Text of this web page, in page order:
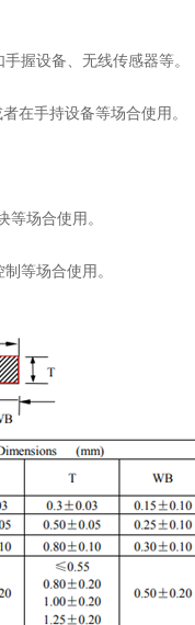
握设备、无线传感器等。
在手持设备等场合使用。
等场合使用。
等场合使用。